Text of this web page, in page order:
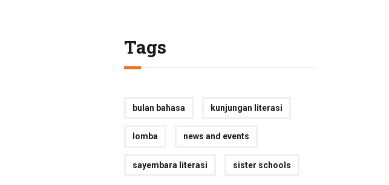
Tags
bulan bahasa kunjungan literasi
lomba news and events
sayembara literasi sister schools